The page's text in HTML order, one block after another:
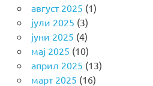
август 2025 (1)
јули 2025 (3)
јуни 2025 (4)
мај 2025 (10)
април 2025 (13)
март 2025 (16)